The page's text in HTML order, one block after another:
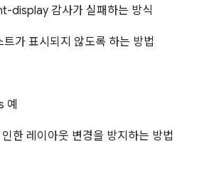
display 감사가 실패하는 방식
가 표시되지 않도록 하는 방법
예
한 레이아웃 변경을 방지하는 방법